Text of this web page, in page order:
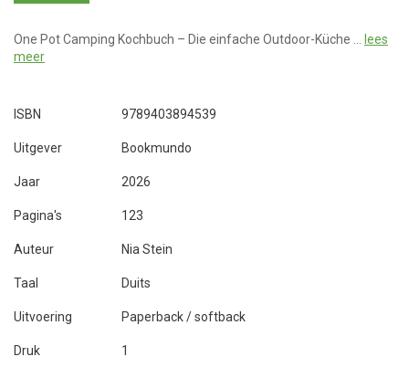
One Pot Camping Kochbuch – Die einfache Outdoor-Küche …
lees
meer
ISBN 9789403894539
Uitgever Bookmundo
Jaar 2026
Pagina's 123
Auteur Nia Stein
Taal Duits
Uitvoering Paperback / softback
Druk 1